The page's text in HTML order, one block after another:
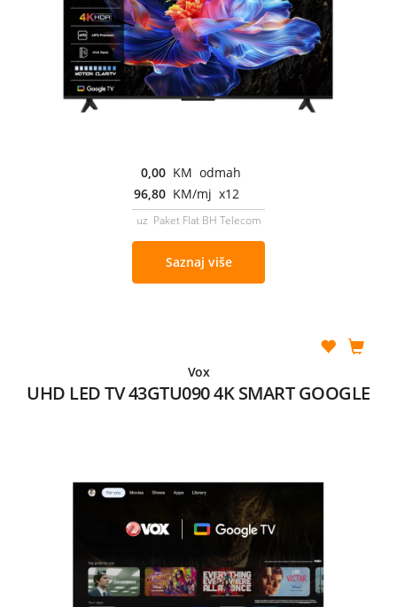
0,00 KM odmah
96,80 KM/mj x12
uz Paket Flat BH Telecom
Saznaj više
Vox
UHD LED TV 43GTU090 4K SMART GOOGLE